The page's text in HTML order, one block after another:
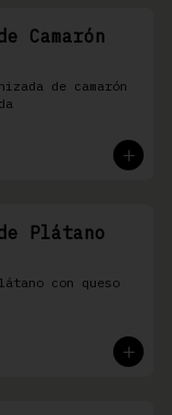
Camarón
de camarón
Plátano
con queso